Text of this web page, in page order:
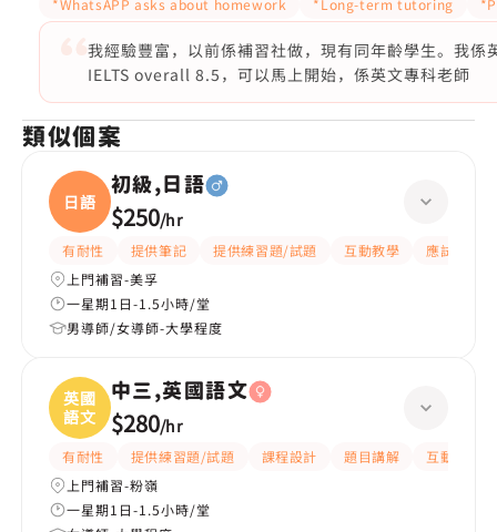
*WhatsAPP asks about homework *Long-term tutoring
我經驗豐富，以前係補習社做，現有同年齡學生。我
IELTS overall 8.5，可以馬上開始，係英文專科老師
類似個案
日語
初級,日語
$250/hr
有耐性 提供筆記 提供練習題/試題 互動教學
應試策略
上門補習-美孚
一星期1日-1.5小時/堂
男導師/女導師-大學程度
英國
語文
中三,英國語文
$280/hr
有耐性 提供練習題/試題 課程設計 題目講解
互動教學
上門補習-粉嶺
一星期1日-1.5小時/堂